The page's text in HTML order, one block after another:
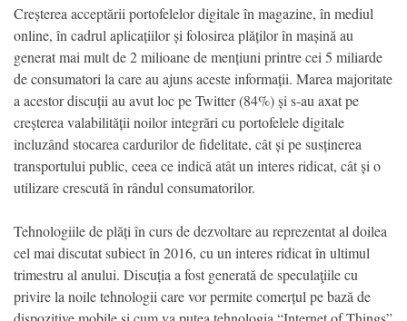
Creșterea acceptării portofelelor digitale în magazine, în mediul
online, în cadrul aplicațiilor și folosirea plăților în mașină au
generat mai mult de 2 milioane de mențiuni printre cei 5 miliarde
de consumatori la care au ajuns aceste informații. Marea majoritate
a acestor discuții au avut loc pe Twitter (84%) și s-au axat pe
creșterea valabilității noilor integrări cu portofelele digitale
incluzând stocarea cardurilor de fidelitate, cât și pe susținerea
transportului public, ceea ce indică atât un interes ridicat, cât și o
utilizare crescută în rândul consumatorilor.
Tehnologiile de plăți în curs de dezvoltare au reprezentat al doilea
cel mai discutat subiect în 2016, cu un interes ridicat în ultimul
trimestru al anului. Discuția a fost generată de speculaţiile cu
privire la noile tehnologii care vor permite comerțul pe bază de